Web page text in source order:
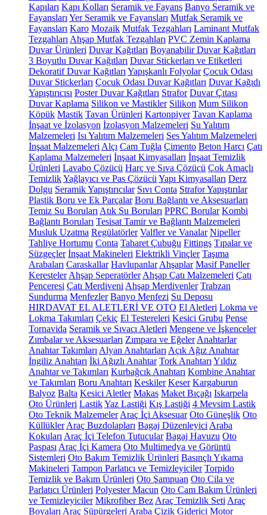
Kapıları Kapı Kolları Seramik ve Fayans Banyo Seramik ve
Fayansları Yer Seramik ve Fayansları Mutfak Seramik ve
Fayansları Karo Mozaik Mutfak Tezgahları Laminant Mutfak
Tezgahları Ahşap Mutfak Tezgahları PVC Zemin Kaplama
Duvar Ürünleri Duvar Kağıtları Boyanabilir Duvar Kağıtları
3 Boyutlu Duvar Kağıtları Duvar Stickerları ve Etiketleri
Dekoratif Duvar Kağıtları Yapışkanlı Folyolar Çocuk Odası
Duvar Stickerları Çocuk Odası Duvar Kağıtları Duvar Kağıdı
Yapıştırıcısı Poster Duvar Kağıtları Strafor Duvar Çıtası
Duvar Kaplama Silikon ve Mastikler Silikon Mum Silikon
Köpük Mastik Tavan Ürünleri Kartonpiyer Tavan Kaplama
İnşaat ve İzolasyon İzolasyon Malzemeleri Su Yalıtım
Malzemeleri Isı Yalıtım Malzemeleri Ses Yalıtım Malzemeleri
İnşaat Malzemeleri Alçı Cam Tuğla Çimento Beton Harcı Çatı
Kaplama Malzemeleri İnşaat Kimyasalları İnşaat Temizlik
Ürünleri Lavabo Çözücü Harç ve Sıva Çözücü Çok Amaçlı
TemizlikYağlayıcı ve Pas Çözücü Yapı Kimyasalları Derz
Dolgu Seramik Yapıştırıcılar Sıvı Conta Strafor Yapıştırılar
Plastik Boru ve Ek Parçalar Boru Bağlantı ve Aksesuarları
Temiz Su Boruları Atık Su Boruları PPRC Borular Kombi
Bağlantı Boruları Tesisat Tamir ve Bağlantı Malzemeleri
Musluk Uzatma Regülatörler Valfler ve Vanalar Nipeller
Tahliye Hortumu Conta Taharet Çubuğu Fittings Tıpalar ve
Süzgeçler İnşaat Makineleri Elektrikli Vinçler Taşıma
Arabaları Caraskallar Havlupanlar Ahşaplar Masif Paneller
Keresteler Ahşap Seperatörler Ahşap Çatı Malzemeleri Çatı
Penceresi Çatı Merdiveni Ahşap Merdivenler Trabzan
Sundurma Menfezler Banyo Menfezi Su Deposu
HIRDAVAT EL ALETLERİ VE OTO El Aletleri Lokma ve
Lokma Takımları Çekiç El Testereleri Kesici Grubu Pense
Tornavida Seramik ve Sıvacı Aletleri Mengene ve İşkenceler
Zımbalar ve Aksesuarları Zımpara ve Eğeler Anahtarlar
Anahtar Takımları Alyan Anahtarları Açık Ağız Anahtar
İngiliz Anahtarı İki Ağızlı Anahtar Tork Anahtarı Yıldız
Anahtar ve Takımları Kurbağcık Anahtarı Kombine Anahtar
ve Takımları Boru Anahtarı Keskiler Keser Kargaburun
Balyoz Balta Kesici Aletler Makas Maket Bıçağı Iskarpela
Oto Ürünleri LastikYaz Lastiği Kış Lastiği 4 Mevsim Lastik
Oto Teknik Malzemeler Araç İçi Aksesuar Oto Güneşlik Oto
Küllükler Araç Buzdolapları Bagaj Düzenleyici Araba
Kokuları Araç İçi Telefon Tutucular Bagaj Havuzu Oto
Paspası Araç İçi Kamera Oto Multimedya ve Görüntü
Sistemleri Oto Bakım Temizlik Ürünleri Basınçlı Yıkama
Makineleri Tampon Parlatıcı ve Temizleyiciler Torpido
Temizlik ve Bakım Ürünleri Oto Şampuan Oto Cila ve
Parlatıcı Ürünleri Polyester Macun Oto Cam Bakım Ürünleri
ve Temizleyiciler Mikrofiber Bez Araç Temizlik Seti Araç
Boyaları Araç Süpürgeleri Araba Çizik Giderici Motor